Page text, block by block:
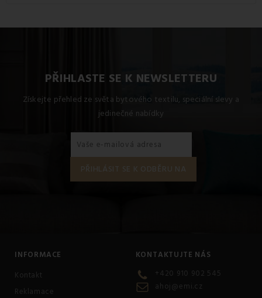
PŘIHLASTE SE K NEWSLETTERU
Získejte přehled ze světa bytového textilu, speciální slevy a
jedinečné nabídky
INFORMACE
Kontakt
Reklamace
KONTAKTUJTE NÁS
+420 910 902 545
ahoj@emi.cz